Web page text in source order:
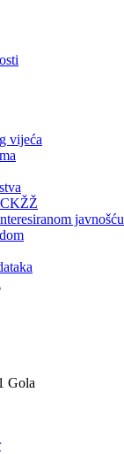
vijeća
javnošću
Gola